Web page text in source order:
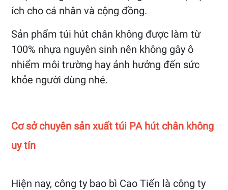
ích cho cá nhân và cộng đồng.
Sản phẩm túi hút chân không được làm từ
100% nhựa nguyên sinh nên không gây ô
nhiểm môi trường hay ảnh hưởng đến sức
khỏe người dùng nhé.
Cơ sở chuyên sản xuất túi PA hút chân không
uy tín
Hiện nay, công ty bao bì Cao Tiến là công ty